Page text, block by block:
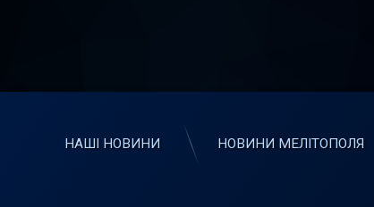
НАШІ НОВИНИ НОВИНИ МЕЛІТОПОЛЯ